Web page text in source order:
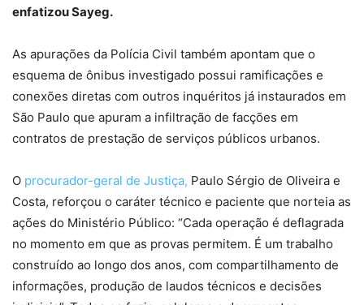
enfatizou Sayeg.
As apurações da Polícia Civil também apontam que o
esquema de ônibus investigado possui ramificações e
conexões diretas com outros inquéritos já instaurados em
São Paulo que apuram a infiltração de facções em
contratos de prestação de serviços públicos urbanos.
O procurador-geral de Justiça, Paulo Sérgio de Oliveira e
Costa, reforçou o caráter técnico e paciente que norteia as
ações do Ministério Público: “Cada operação é deflagrada
no momento em que as provas permitem. É um trabalho
construído ao longo dos anos, com compartilhamento de
informações, produção de laudos técnicos e decisões